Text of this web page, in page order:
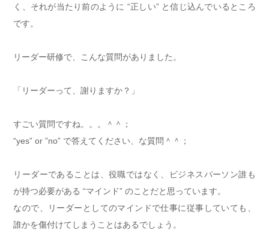
く、それが当たり前のように “正しい” と信じ込んでいるところ
です。
リーダー研修で、こんな質問がありました。
「リーダーって、謝りますか？」
すごい質問ですね。。。＾＾；
“yes” or ”no” で答えてください、な質問＾＾；
リーダーであることは、役職ではなく、ビジネスパーソン誰も
が持つ必要がある “マインド” のことだと思っています。
なので、リーダーとしてのマインドで仕事に従事していても、
誰かを傷付けてしまうことはあるでしょう。